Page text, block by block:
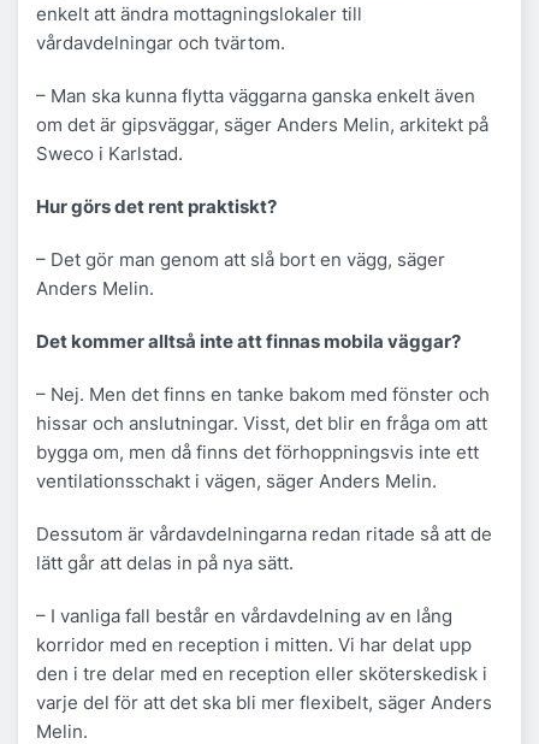
enkelt att ändra mottagningslokaler till
vårdavdelningar och tvärtom.
– Man ska kunna flytta väggarna ganska enkelt även
om det är gipsväggar, säger Anders Melin, arkitekt på
Sweco i Karlstad.
Hur görs det rent praktiskt?
– Det gör man genom att slå bort en vägg, säger
Anders Melin.
Det kommer alltså inte att finnas mobila väggar?
– Nej. Men det finns en tanke bakom med fönster och
hissar och anslutningar. Visst, det blir en fråga om att
bygga om, men då finns det förhoppningsvis inte ett
ventilationsschakt i vägen, säger Anders Melin.
Dessutom är vårdavdelningarna redan ritade så att de
lätt går att delas in på nya sätt.
– I vanliga fall består en vårdavdelning av en lång
korridor med en reception i mitten. Vi har delat upp
den i tre delar med en reception eller sköterskedisk i
varje del för att det ska bli mer flexibelt, säger Anders
Melin.